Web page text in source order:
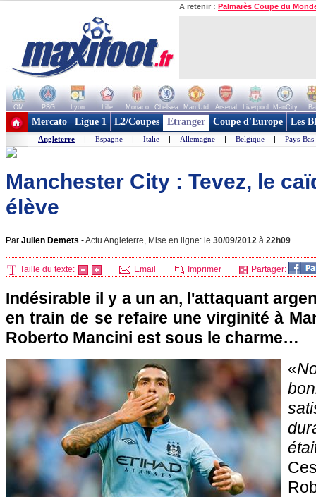
A retenir : Palmarès Coupe du
OM PSG Lyon Lille Monaco Chelsea Man Utd Arsenal Liverpool ManCity
+ de clubs
Mercato Ligue 1 L2/Coupes Etranger Coupe d'Europe Les
Angleterre | Espagne | Italie | Allemagne | Belgique | Pays-Bas
Manchester City : Tevez, le
élève
Par Julien Demets -Actu Angleterre, Mise en ligne: le 30/09/2012 à 22h09
Taille du texte: Email Imprimer Partager:
Indésirable il y a un an, l'attaquant
en train de se refaire une virginité à
Roberto Mancini est sous le charme…
«